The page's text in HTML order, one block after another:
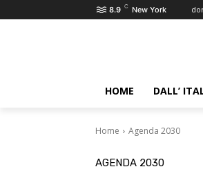
8.9 C New York
HOME DALL’
Home Agenda 2030
AGENDA 2030